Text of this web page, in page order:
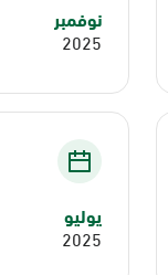
نوفمبر
2025
يوليو
2025